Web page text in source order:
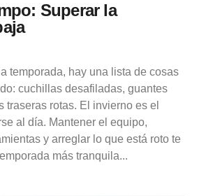
Superar la
temporada, hay una lista de cosas
cuchillas desafiladas, guantes
traseras rotas. El invierno es el
al día. Mantener el equipo,
y arreglar lo que está roto te
más tranquila...